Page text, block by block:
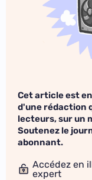
Cet article est
d'une rédaction
lecteurs, sur un
Soutenez le
abonnant.
Accédez en
expert